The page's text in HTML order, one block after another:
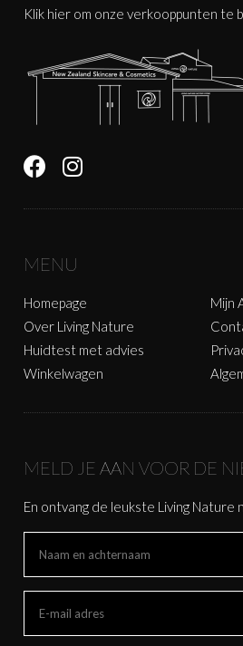
Klik hier om onze verkooppunten te
MENU
Homepage
Over Living Nature
Huidtest met advies
Winkelwagen
Mijn
MELD JE AAN VOOR DE
En ontvang de leukste Living Nature